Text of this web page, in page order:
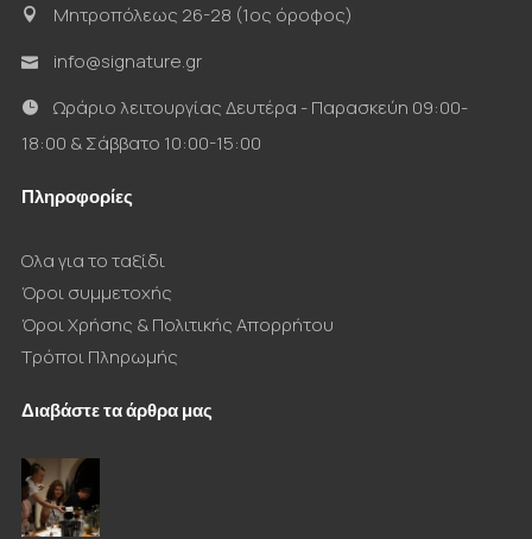
Μητροπόλεως 26-28 (1ος όροφος)
info@signature.gr
Ωράριο λειτουργίας Δευτέρα - Παρασκεύη 09:00-
18:00 & Σάββατο 10:00-15:00
Πληροφορίες
Ολα για το ταξίδι
Όροι συμμετοχής
Όροι Χρήσης & Πολιτικής Απορρήτου
Τρόποι Πληρωμής
Διαβάστε τα άρθρα μας